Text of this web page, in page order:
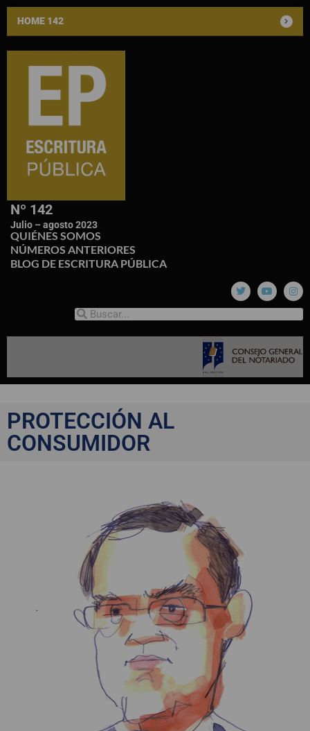
HOME 142
Nº 142
Julio – agosto 2023
QUIÉNES SOMOS
NÚMEROS ANTERIORES
BLOG DE ESCRITURA PÚBLICA
PROTECCIÓN AL
CONSUMIDOR